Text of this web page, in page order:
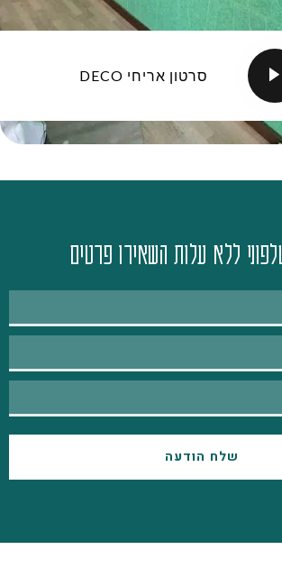
סרטון אריחי DECO
ללא עלות השאירו פרטים
שלח הודעה